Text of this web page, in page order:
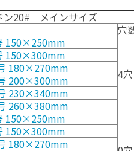
20# メインサイズ
穴
150×250mm
4穴
150×300mm
180×270mm
200×300mm
230×340mm
260×380mm
150×250mm
150×300mm
180×270mm